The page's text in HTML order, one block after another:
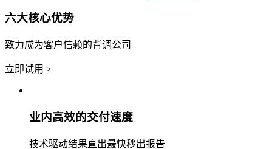
六大核心优势
致力成为客户信赖的背调公司
立即试用 >
业内高效的交付速度
技术驱动结果直出最快秒出报告